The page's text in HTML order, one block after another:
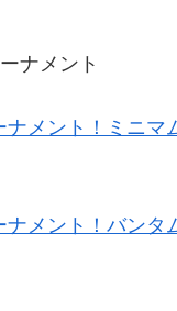
ナメント
ナメント！ミニ
ナメント！バン